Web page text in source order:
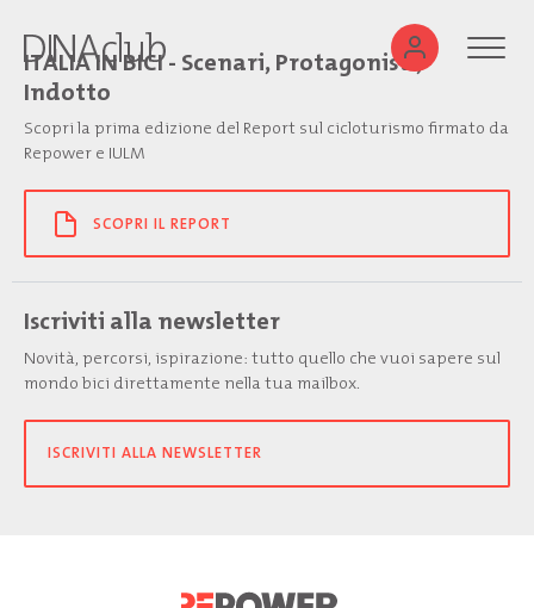
ITALIA IN BICI - Scenari, Protagonisti,
Indotto
Scopri la prima edizione del Report sul cicloturismo firmato da
Repower e IULM
SCOPRI IL REPORT
Iscriviti alla newsletter
Novità, percorsi, ispirazione: tutto quello che vuoi sapere sul
mondo bici direttamente nella tua mailbox.
ISCRIVITI ALLA NEWSLETTER